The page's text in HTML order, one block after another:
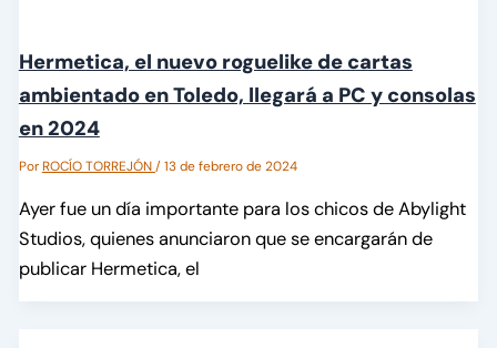
Hermetica, el nuevo roguelike de cartas
ambientado en Toledo, llegará a PC y consolas
en 2024
PorROCÍO TORREJÓN/13 de febrero de 2024
Ayer fue un día importante para los chicos de Abylight
Studios, quienes anunciaron que se encargarán de
publicar Hermetica, el